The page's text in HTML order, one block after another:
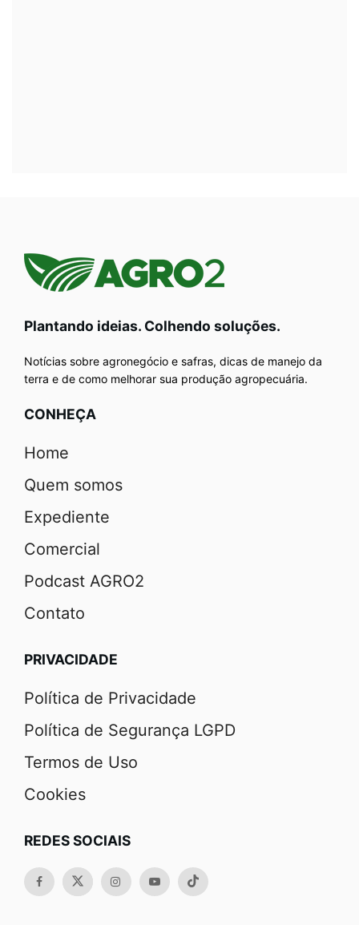
Plantando ideias. Colhendo soluções.
Notícias sobre agronegócio e safras, dicas de manejo da
terra e de como melhorar sua produção agropecuária.
CONHEÇA
Home
Quem somos
Expediente
Comercial
Podcast AGRO2
Contato
PRIVACIDADE
Política de Privacidade
Política de Segurança LGPD
Termos de Uso
Cookies
REDES SOCIAIS